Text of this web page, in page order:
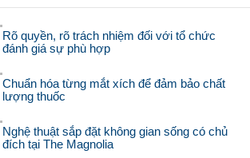
Rõ quyền, rõ trách nhiệm đối với tổ chức
đánh giá sự phù hợp
Chuẩn hóa từng mắt xích để đảm bảo chất
lượng thuốc
Nghệ thuật sắp đặt không gian sống có chủ
đích tại The Magnolia